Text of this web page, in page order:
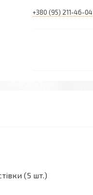
+380 (95) 211-46-04
(5 шт.)